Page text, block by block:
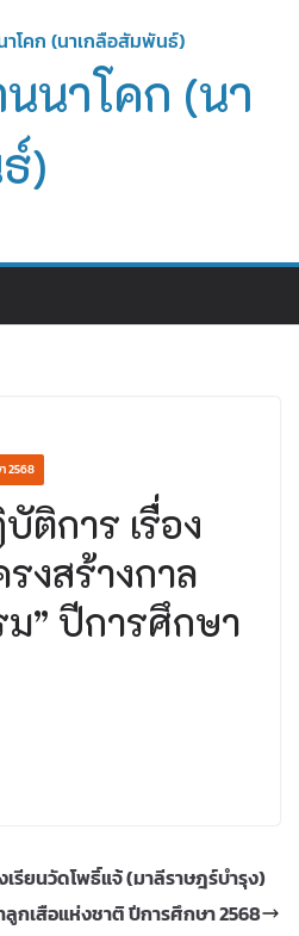
นาโคก (นา
)
2568
ติการ เรื่อง
งสร้างกาล
” ปีการศึกษา
เรียนวัดโพธิ์แจ้ (มาลีราษฎร์บำรุง)
กเสือแห่งชาติ ปีการศึกษา 2568